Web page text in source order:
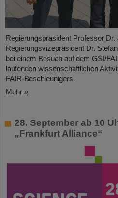
Regierungspräsident Professor Dr.
Regierungsvizepräsident Dr.
bei einem Besuch auf dem GSI/
laufenden wissenschaftlichen
FAIR-Beschleunigers.
Mehr »
28. September ab 10
„Frankfurt Alliance“